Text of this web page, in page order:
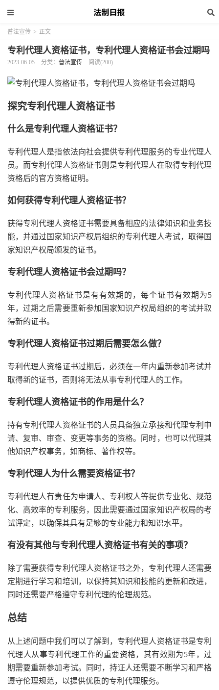
普法宣传 > 正文
专利代理人资格证书，专利代理人资格证书会过期吗
2023-06-05 分类： 普法宣传 阅读(200)
探究专利代理人资格证书
什么是专利代理人资格证书？
专利代理人是指依法向社会提供专利代理服务的专业代理人
员。而专利代理人资格证书则是专利代理人在取得专利代理
资格后的官方资格证明。
如何获得专利代理人资格证书？
获得专利代理人资格证书需要具备相应的法律知识和业务技
能，并通过国家知识产权局组织的专利代理人考试，取得国
家知识产权局颁发的证书。
专利代理人资格证书会过期吗？
专利代理人资格证书是有有效期的，每个证书有效期为5
年，过期之后需要重新参加国家知识产权局组织的考试并取
得新的证书。
专利代理人资格证书过期后需要怎么做？
专利代理人资格证书过期后，必须在一年内重新参加考试并
取得新的证书，否则将无法从事专利代理人的工作。
专利代理人资格证书的作用是什么？
持有专利代理人资格证书的人员具备独立承接和代理专利申
请、复审、审查、变更等事务的资格。同时，也可以代理其
他知识产权事务，如商标、著作权等。
专利代理人为什么需要资格证书？
专利代理人有责任为申请人、专利权人等提供专业化、规范
化、高效率的专利服务，因此需要通过国家知识产权局的考
试评定，以确保其具有足够的专业能力和知识水平。
有没有其他与专利代理人资格证书有关的事项？
除了需要获得专利代理人资格证书之外，专利代理人还需要
定期进行学习和培训，以保持其知识和技能的更新和改进，
同时还需要严格遵守专利代理的伦理规范。
总结
从上述问题中我们可以了解到，专利代理人资格证书是专利
代理人从事专利代理工作的重要资格，其有效期为5年，过
期需要重新参加考试。同时，持证人还需要不断学习和严格
遵守伦理规范，以提供优质的专利代理服务。